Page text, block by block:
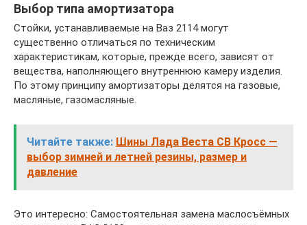
Выбор типа амортизатора
Стойки, устанавливаемые на Ваз 2114 могут
существенно отличаться по техническим
характеристикам, которые, прежде всего, зависят от
вещества, наполняющего внутреннюю камеру изделия.
По этому принципу амортизаторы делятся на газовые,
масляные, газомасляные.
Читайте также: Шины Лада Веста СВ Кросс —
выбор зимней и летней резины, размер и
давление
Это интересно: Самостоятельная замена маслосъёмных